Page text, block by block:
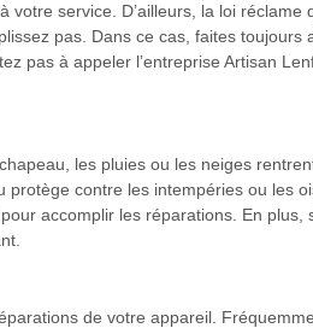
service. D’ailleurs, la loi réclame
pas. Dans ce cas, faites toujours
pas à appeler l’entreprise Artisan
les pluies ou les neiges
contre les intempéries ou les
accomplir les réparations. En plus,
de votre appareil.